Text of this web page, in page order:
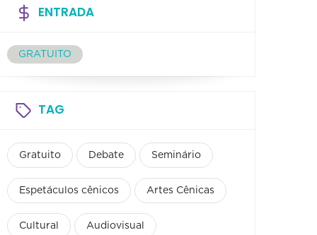
ENTRADA
GRATUITO
TAG
Gratuito Debate Seminário
Espetáculos cênicos Artes Cênicas
Cultural Audiovisual